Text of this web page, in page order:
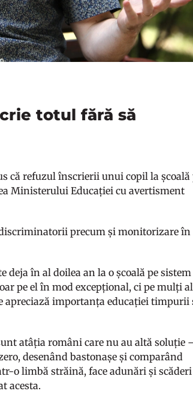
totul fără să
că refuzul înscrierii unui copil la școală
Ministerului Educației cu avertisment
discriminatorii precum și monitorizare în
deja în al doilea an la o școală pe sistem
pe el în mod excepțional, ci pe mulți
apreciază importanța educației timpurii
atâția români care nu au altă soluție
desenând bastonașe și comparând
o limbă străină, face adunări și scăderi
acesta.